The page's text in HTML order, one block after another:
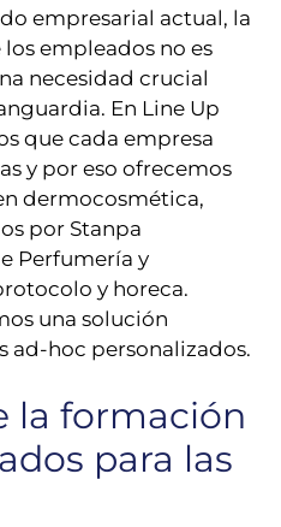
empresarial actual, la
empleados no es
necesidad crucial
En Line Up
que cada empresa
y por eso ofrecemos
dermocosmética,
por Stanpa
Perfumería y
y horeca.
una solución
ad-hoc personalizados.
la formación
para las